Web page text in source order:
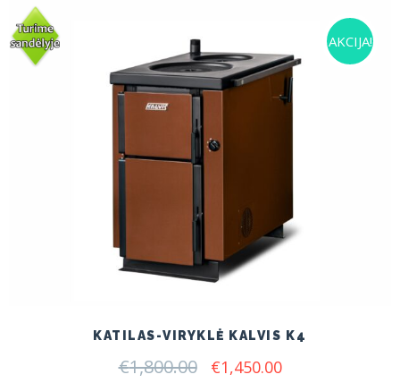
AKCIJA!
KATILAS-VIRYKLĖ KALVIS K4
€1,800.00 Original
€1,450.00Current